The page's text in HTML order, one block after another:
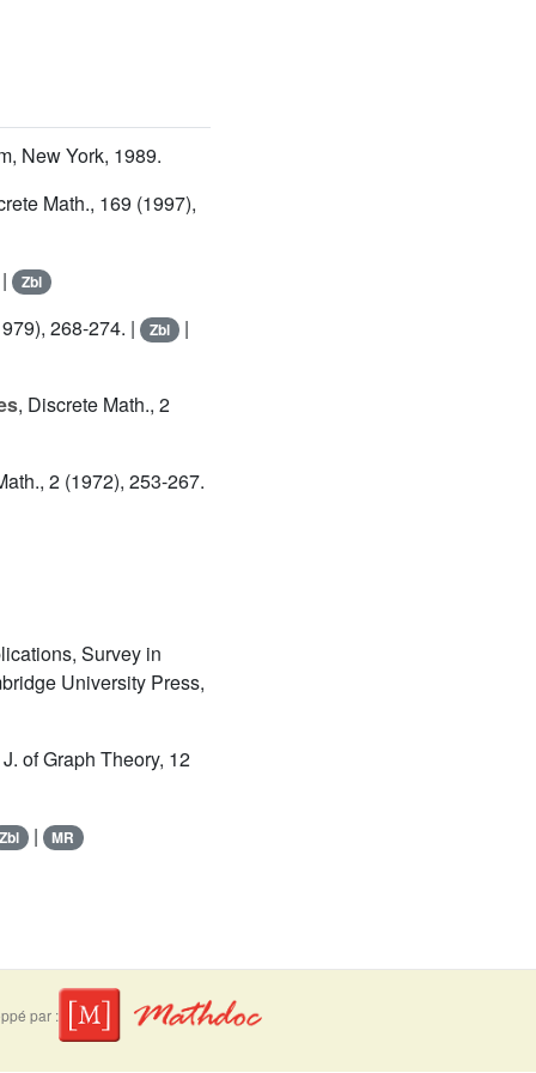
New York, 1989.
Math., 169 (1997),
Zbl
268-274. | Zbl |
, Discrete Math., 2
2 (1972), 253-267.
Survey in
University Press,
of Graph Theory, 12
| MR
par :